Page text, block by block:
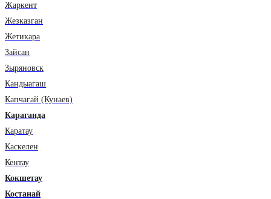
Жаркент
Жезказган
Жетикара
Зайсан
Зыряновск
Кандыагаш
Капчагай (Кунаев)
Караганда
Каратау
Каскелен
Кентау
Кокшетау
Костанай